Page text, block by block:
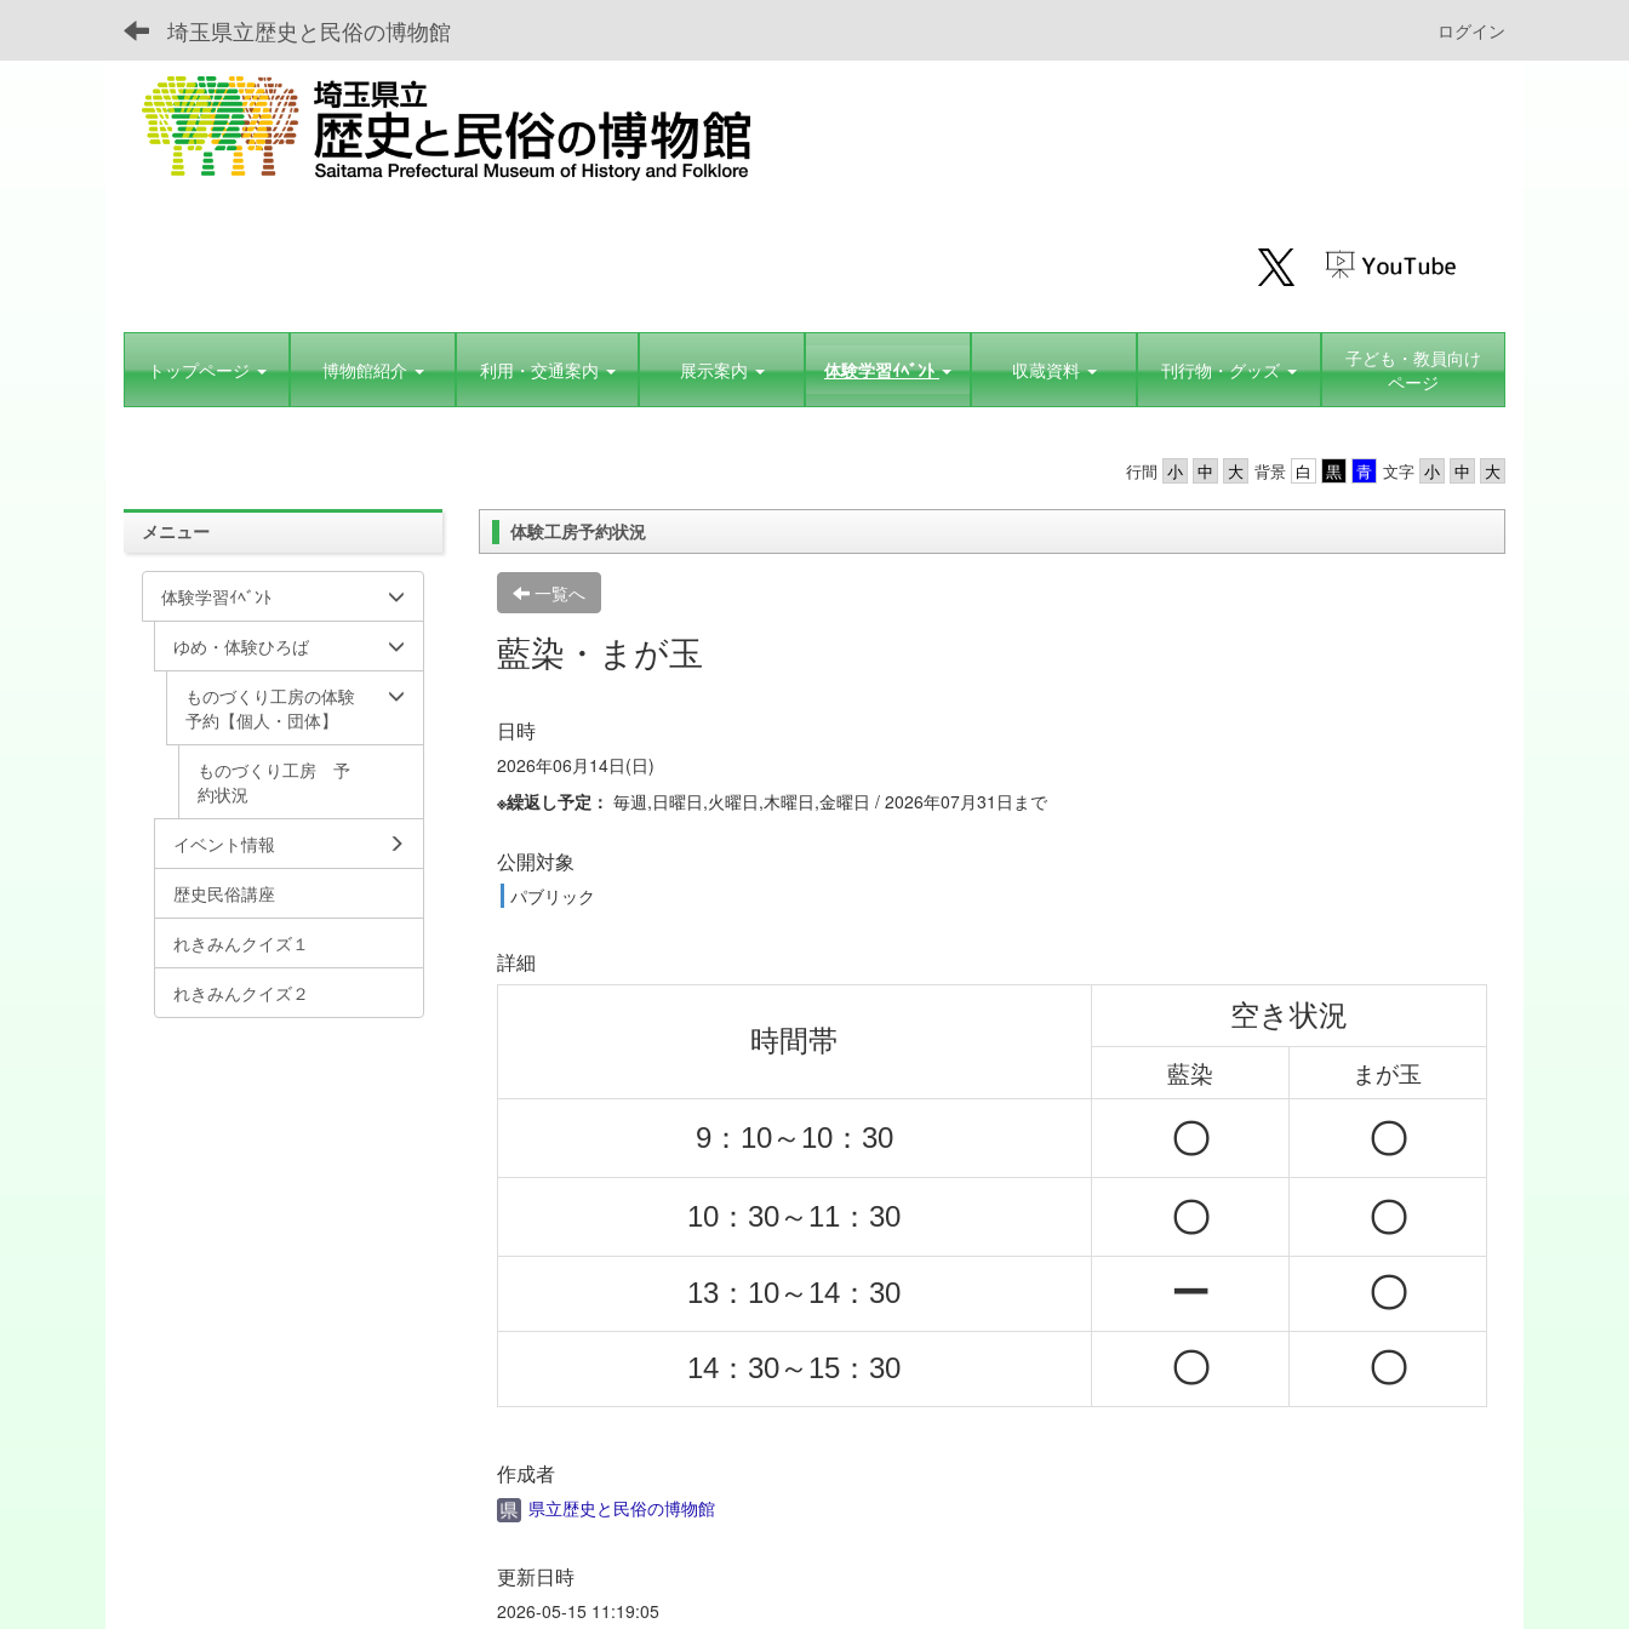
埼玉県立歴史と民俗の博物館 ログイン
トップページ 博物館紹介 利用・交通案内 展示案内 体験学習ｲﾍﾞﾝﾄ 収蔵資料 刊行物・グッズ
子ども・教員向け
ページ
文字
背景
行間
体験工房予約状況
一覧へ
藍染・まが玉
日時
2026年06月14日(日)
※繰返し予定： 毎週,日曜日,火曜日,木曜日,金曜日 / 2026年07月31日まで
公開対象
パブリック
詳細
時間帯
空き状況
藍染 まが玉
9：10～10：30 〇 〇
10：30～11：30 〇 〇
13：10～14：30 ー 〇
14：30～15：30 〇 〇
作成者
県立歴史と民俗の博物館
更新日時
2026-05-15 11:19:05
メニュー
体験学習ｲﾍﾞﾝﾄ
ゆめ・体験ひろば
ものづくり工房の体験
予約【個人・団体】
ものづくり工房 予
約状況
イベント情報
歴史民俗講座
れきみんクイズ１
れきみんクイズ２